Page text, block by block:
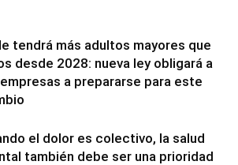
tendrá más adultos mayores que
desde 2028: nueva ley obligará a
a prepararse para este
el dolor es colectivo, la salud
también debe ser una prioridad